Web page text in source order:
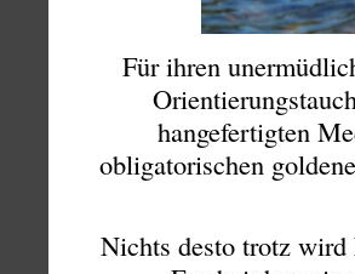
Für ihren
hangefertigten
obligatorischen
Nichts desto trotz